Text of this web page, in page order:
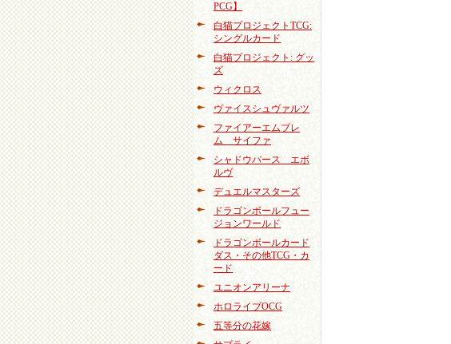
PCG】
白猫プロジェクトTCG:
シングルカード
白猫プロジェクト: グッ
ズ
ウィクロス
ヴァイスシュヴァルツ
ファイアーエムブレ
ム サイファ
シャドウバース エボ
ルヴ
デュエルマスターズ
ドラゴンボールフュー
ジョンワールド
ドラゴンボールカード
ダス・その他TCG・カ
ード
ユニオンアリーナ
ホロライブOCG
五等分の花嫁